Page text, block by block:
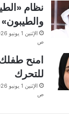
نظام
والطيبون»
ص
امنح
للتحرك
ص